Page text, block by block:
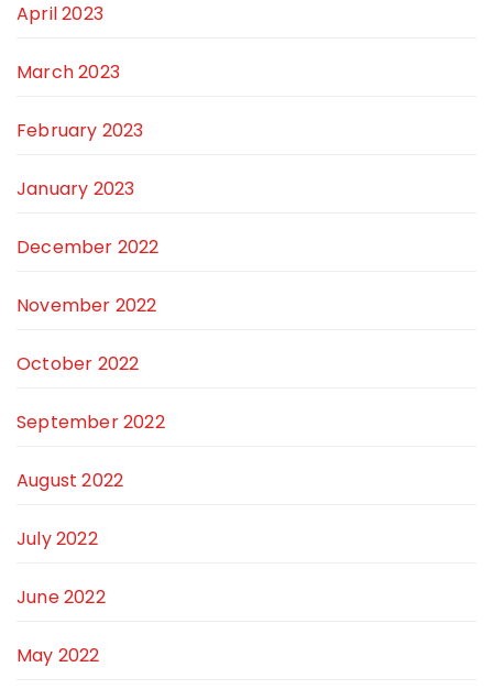
April 2023
March 2023
February 2023
January 2023
December 2022
November 2022
October 2022
September 2022
August 2022
July 2022
June 2022
May 2022